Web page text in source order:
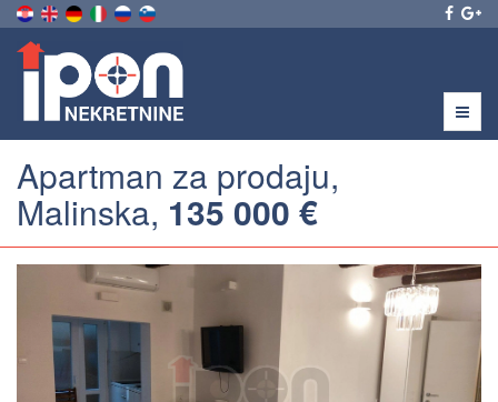
Menu
Apartman za prodaju,
Malinska, 135 000 €